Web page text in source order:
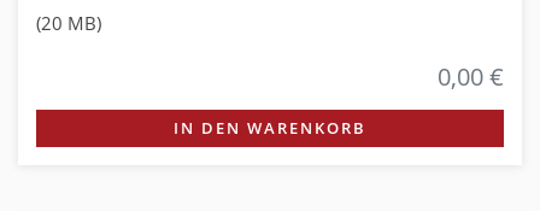
(20 MB)
0,00 €
IN DEN WARENKORB